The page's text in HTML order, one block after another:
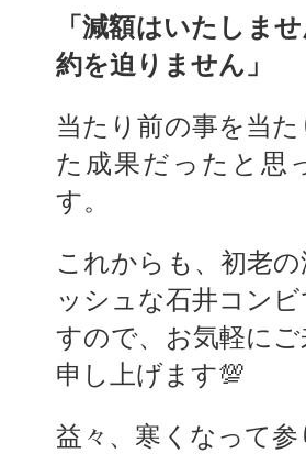
「減額はいたしま
約を迫りません」
当たり前の事を当
た成果だったと思
す。
これからも、初老
ッシュな石井コンビ
すので、お気軽にご
申し上げます💯
益々、寒くなって